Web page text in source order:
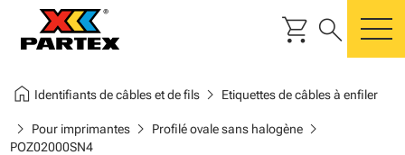
shopping_cart search
home Identifiants de câbles et de filschevron_right Etiquettes de câbles à enfiler
chevron_right Pour imprimanteschevron_right Profilé ovale sans halogènechevron_right
POZ02000SN4